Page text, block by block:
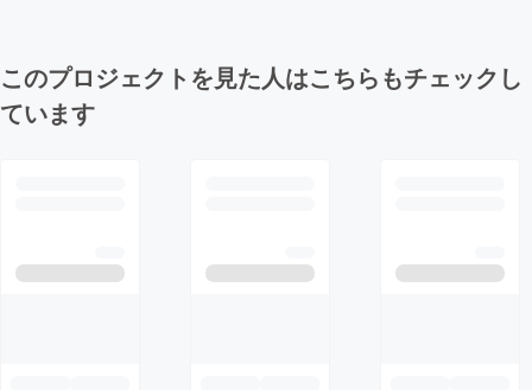
このプロジェクトを見た人はこちらもチェックし
ています